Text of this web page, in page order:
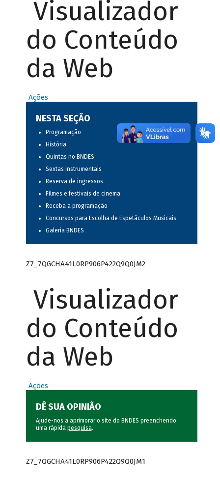
Visualizador
do Conteúdo
da Web
Ações
NESTA SEÇÃO
Programação
História
Quintas no BNDES
Sextas instrumentais
Reserva de ingressos
Filmes e festivais de cinema
Receba a programação
Concursos para Escolha de Espetáculos Musicais
Galeria BNDES
Z7_7QGCHA41L0RP906P422Q9Q0JM2
Visualizador
do Conteúdo
da Web
Ações
DÊ SUA OPINIÃO
Ajude-nos a aprimorar o site do BNDES preenchendo
uma rápida pesquisa.
Z7_7QGCHA41L0RP906P422Q9Q0JM1